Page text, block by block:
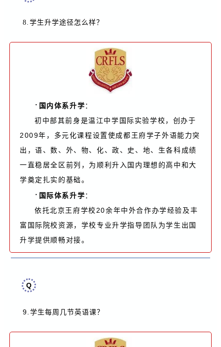
8. 学生升学途径怎么样？
· 国内体系升学：
初中部其前身是温江中学国际实验学校，创办于
2009年，多元化课程设置使成都王府学子外语能力突
出，语、数、外、物、化、政、史、地、生各科成绩
一直稳居全区前列，为顺利升入国内理想的高中和大
学奠定扎实的基础。
· 国际体系升学：
依托北京王府学校20余年中外合作办学经验及丰
富国际院校资源，学校专业升学指导团队为学生出国
升学提供顺畅对接。
Q
9. 学生每周几节英语课？